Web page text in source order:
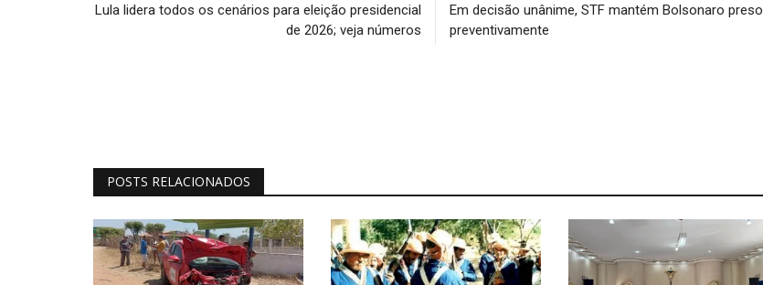
Lula lidera todos os cenários para eleição presidencial
de 2026; veja números
Em decisão unânime, STF mantém Bolsonaro preso
preventivamente
POSTS RELACIONADOS